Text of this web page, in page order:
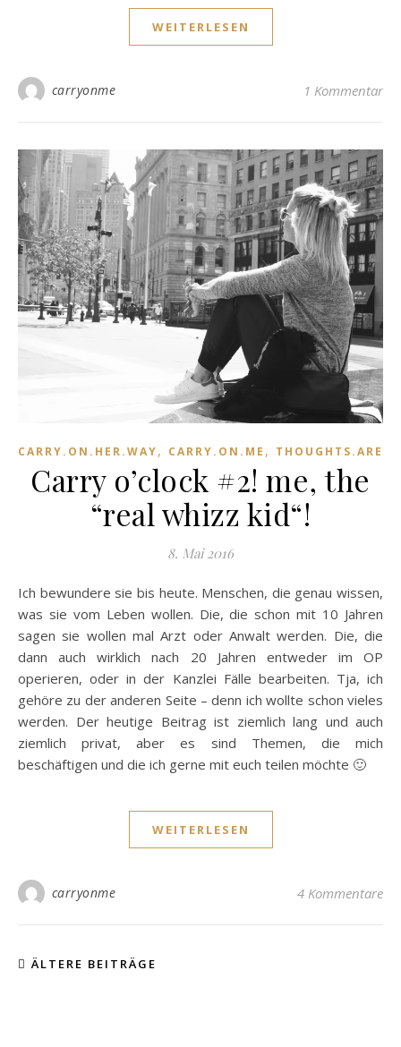
WEITERLESEN
carryonme 1 Kommentar
CARRY.ON.HER.WAY, CARRY.ON.ME ,
Carry o’clock #2! me, the
“real whizz kid“!
8. Mai 2016
Ich bewundere sie bis heute. Menschen, die genau wissen,
was sie vom Leben wollen. Die, die schon mit 10 Jahren
sagen sie wollen mal Arzt oder Anwalt werden. Die, die
dann auch wirklich nach 20 Jahren entweder im OP
operieren, oder in der Kanzlei Fälle bearbeiten. Tja, ich
gehöre zu der anderen Seite – denn ich wollte schon vieles
werden. Der heutige Beitrag ist ziemlich lang und auch
ziemlich privat, aber es sind Themen, die mich
beschäftigen und die ich gerne mit euch teilen möchte 🙂
WEITERLESEN
carryonme 4 Kommentare
ÄLTERE BEITRÄGE